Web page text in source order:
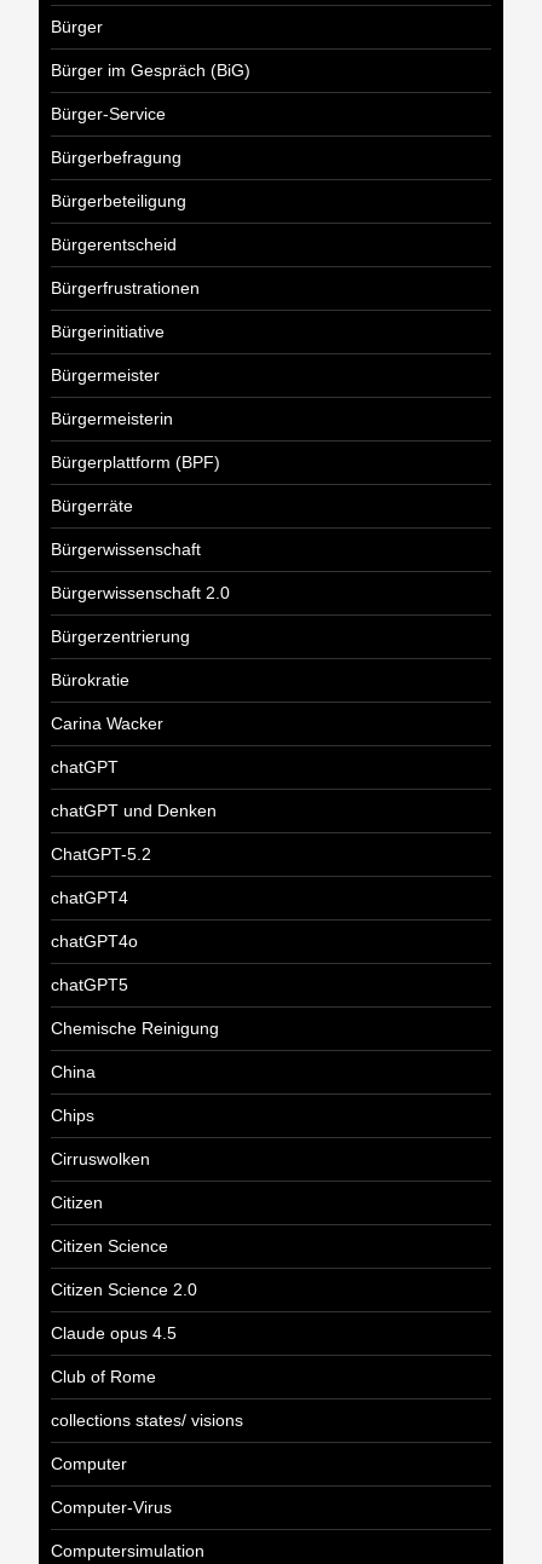
Bürger
Bürger im Gespräch (BiG)
Bürger-Service
Bürgerbefragung
Bürgerbeteiligung
Bürgerentscheid
Bürgerfrustrationen
Bürgerinitiative
Bürgermeister
Bürgermeisterin
Bürgerplattform (BPF)
Bürgerräte
Bürgerwissenschaft
Bürgerwissenschaft 2.0
Bürgerzentrierung
Bürokratie
Carina Wacker
chatGPT
chatGPT und Denken
ChatGPT-5.2
chatGPT4
chatGPT4o
chatGPT5
Chemische Reinigung
China
Chips
Cirruswolken
Citizen
Citizen Science
Citizen Science 2.0
Claude opus 4.5
Club of Rome
collections states/ visions
Computer
Computer-Virus
Computersimulation